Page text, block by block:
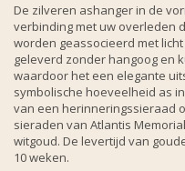
De zilveren ashanger in de
verbinding met uw overleden
worden geassocieerd met
geleverd zonder hangoog en
waardoor het een elegante
symbolische hoeveelheid as
van een herinneringssieraad
sieraden van Atlantis
witgoud. De levertijd van
10 weken.